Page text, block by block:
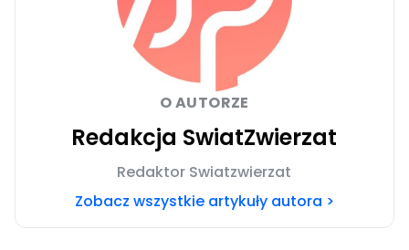
O AUTORZE
Redakcja SwiatZwierzat
Redaktor Swiatzwierzat
Zobacz wszystkie artykuły autora >